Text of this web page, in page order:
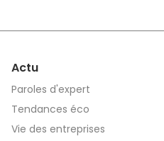
Actu
Paroles d'expert
Tendances éco
Vie des entreprises